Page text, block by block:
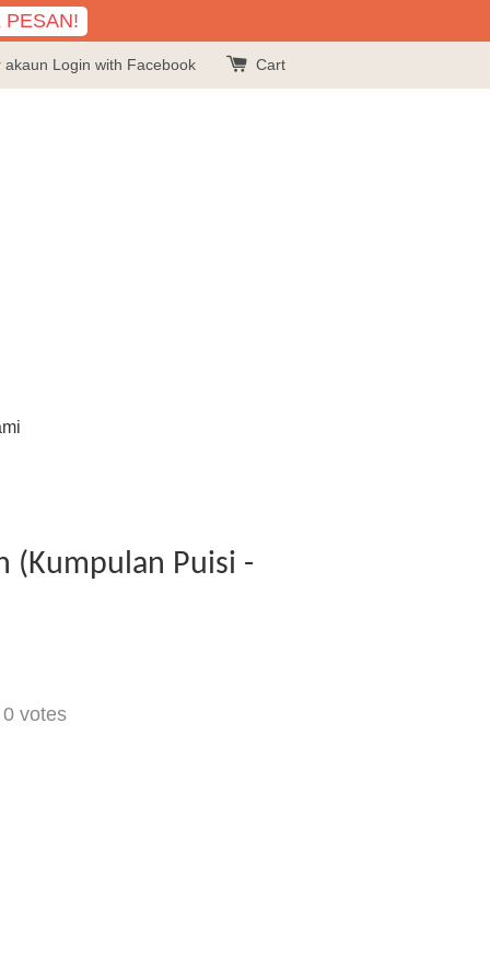
PESAN!
akaun Login with Facebook Cart
(Kumpulan Puisi -
0 votes